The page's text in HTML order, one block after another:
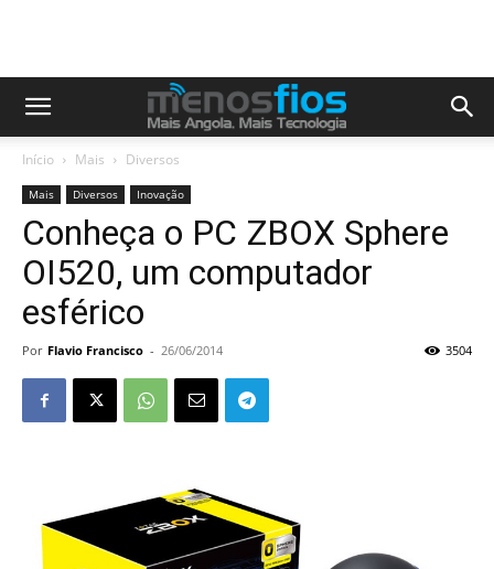
Início Mais Diversos
Mais Diversos Inovação
Conheça o PC ZBOX Sphere
OI520, um computador
esférico
Por Flavio Francisco - 26/06/2014 3504